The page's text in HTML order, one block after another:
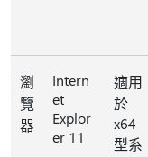
瀏
覽
器
Intern
et
Explor
er 11
適用
於
x64
型系